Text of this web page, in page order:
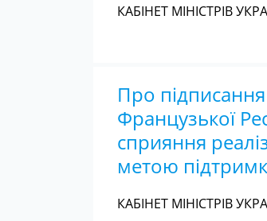
КАБІНЕТ МІНІСТРІВ
Про
Французької
сприяння
метою
КАБІНЕТ МІНІСТРІВ